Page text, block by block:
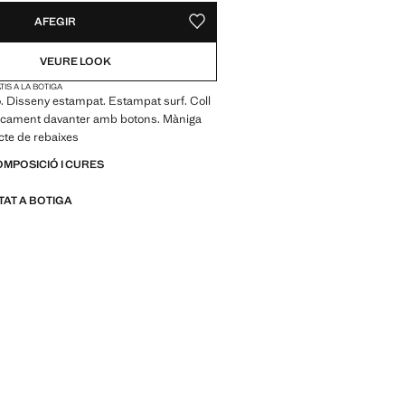
AFEGIR DESAR COM A PREFERIT
VEURE LOOK
A LA BOTIGA
Disseny estampat. Estampat surf. Coll
davanter amb botons. Màniga
de rebaixes
I CURES
A BOTIGA